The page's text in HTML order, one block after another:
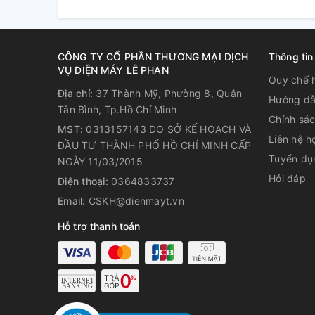
- 2 mức đèn cảnh báo, tự động tắt
- Khóa trẻ em an toàn
- Quản lý năng lượng hiệu quả
- Nút tạm dừng khi lau giúp việc vệ sinh bếp thực
CÔNG TY CỔ PHẦN THƯƠNG MẠI DỊCH
VỤ ĐIỆN MÁY LÊ PHAN
Địa chỉ: 37 Thành Mỹ, Phường 8, Quận
Tân Bình, Tp.Hồ Chí Minh
MST: 0313157143 DO SỞ KẾ HOẠCH VÀ
ĐẦU TƯ THÀNH PHỐ HỒ CHÍ MINH CẤP
NGÀY 11/03/2015
Điện thoại: 0364833737
Email: CSKH@dienmayt.vn
Hỗ trợ thanh toán
Thông
Quy chế
Hướng
Chính
Liên hệ
Tuyển
Hỏi đáp